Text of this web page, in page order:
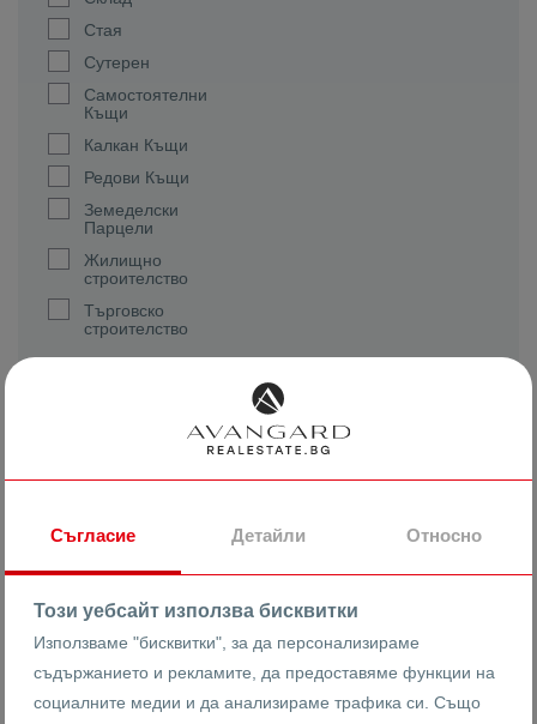
Стая
Сутерен
Самостоятелни
Къщи
Калкан Къщи
Редови Къщи
Земеделски
Парцели
Жилищно
строителство
Търговско
строителство
Цена
Съгласие Детайли Относно
Този уебсайт използва бисквитки
Използваме "бисквитки", за да персонализираме
съдържанието и рекламите, да предоставяме функции на
социалните медии и да анализираме трафика си. Също